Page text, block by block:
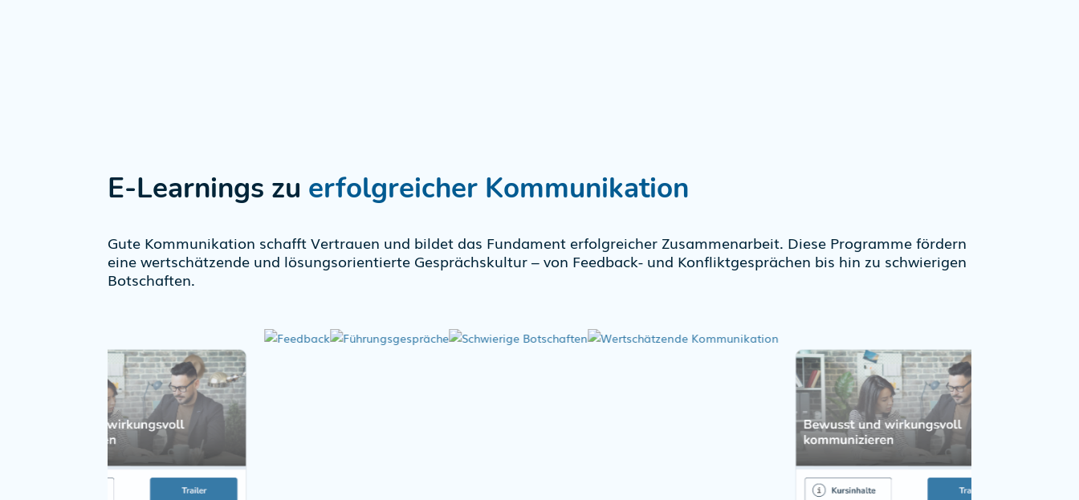
E-Learnings zu erfolgreicher Kommunikation
Gute Kommunikation schafft Vertrauen und bildet das Fundament erfolgreicher Zusammenarbeit. Diese Programme fördern
eine wertschätzende und lösungsorientierte Gesprächskultur – von Feedback- und Konfliktgesprächen bis hin zu schwierigen
Botschaften.